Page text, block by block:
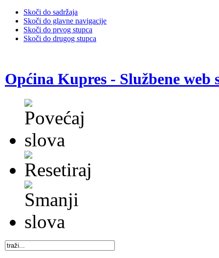
Skoči do sadržaja
Skoči do glavne navigacije
Skoči do prvog stupca
Skoči do drugog stupca
Općina Kupres - Službene web